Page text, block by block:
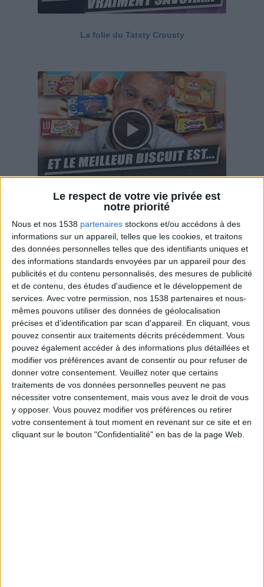
Le respect de votre vie privée est
notre priorité
Nous et nos 1538 partenaires stockons et/ou accédons à des
informations sur un appareil, telles que les cookies, et traitons
des données personnelles telles que des identifiants uniques et
des informations standards envoyées par un appareil pour des
publicités et du contenu personnalisés, des mesures de publicité
et de contenu, des études d'audience et le développement de
services. Avec votre permission, nos 1538 partenaires et nous-
mêmes pouvons utiliser des données de géolocalisation
précises et d’identification par scan d'appareil. En cliquant, vous
pouvez consentir aux traitements décrits précédemment. Vous
pouvez également accéder à des informations plus détaillées et
modifier vos préférences avant de consentir ou pour refuser de
donner votre consentement. Veuillez noter que certains
traitements de vos données personnelles peuvent ne pas
nécessiter votre consentement, mais vous avez le droit de vous
y opposer. Vous pouvez modifier vos préférences ou retirer
votre consentement à tout moment en revenant sur ce site et en
cliquant sur le bouton "Confidentialité" en bas de la page Web.
La folie du Tatsty Crousty
Savane, LU, Pepito, Harrys... Que valent vraiment
ces gâteaux ?
Webinaires en direct Voir tout
Peut-on remplacer la viande par des féculents ?
Consultation diététique du 05/08/2026